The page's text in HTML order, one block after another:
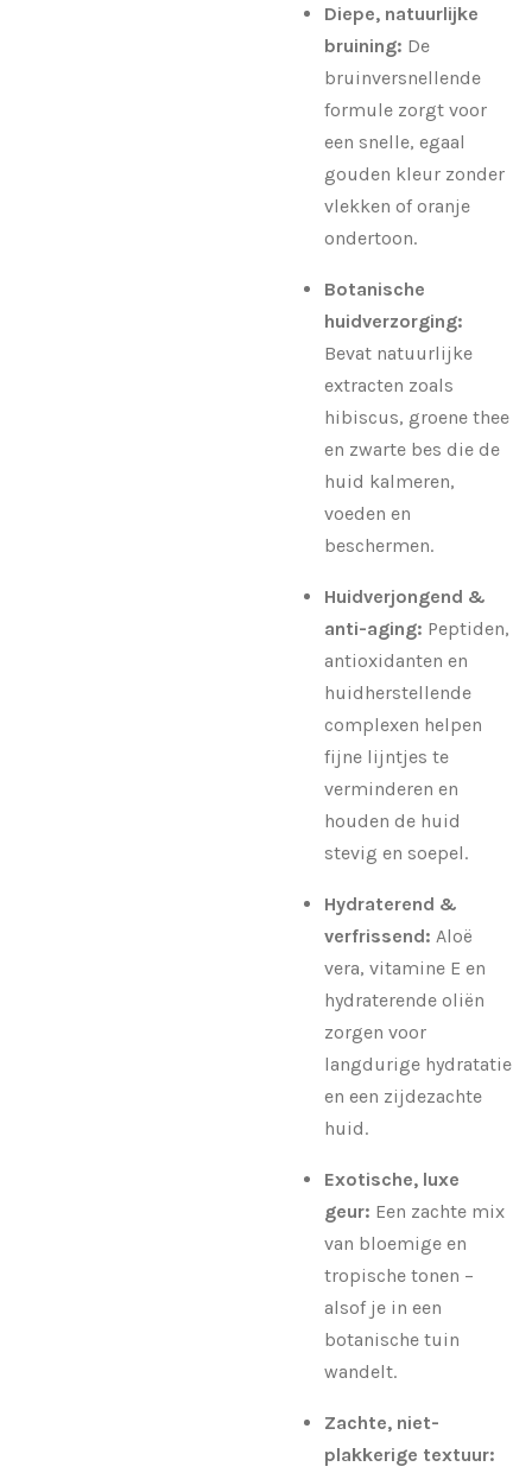
Diepe, natuurlijke
bruining: De
bruinversnellende
formule zorgt voor
een snelle, egaal
gouden kleur zonder
vlekken of oranje
ondertoon.
Botanische
huidverzorging:
Bevat natuurlijke
extracten zoals
hibiscus, groene thee
en zwarte bes die de
huid kalmeren,
voeden en
beschermen.
Huidverjongend &
anti-aging: Peptiden,
antioxidanten en
huidherstellende
complexen helpen
fijne lijntjes te
verminderen en
houden de huid
stevig en soepel.
Hydraterend &
verfrissend: Aloë
vera, vitamine E en
hydraterende oliën
zorgen voor
langdurige hydratatie
en een zijdezachte
huid.
Exotische, luxe
geur: Een zachte mix
van bloemige en
tropische tonen –
alsof je in een
botanische tuin
wandelt.
Zachte, niet-
plakkerige textuur: